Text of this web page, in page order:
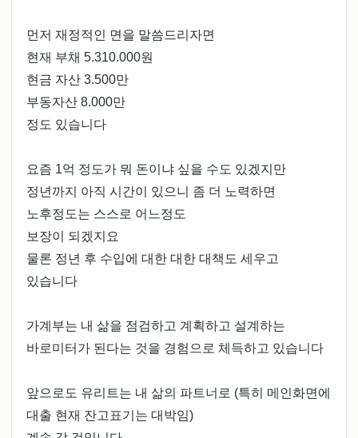
먼저 재정적인 면을 말씀드리자면
현재 부채 5.310.000원
현금 자산 3.500만
부동자산 8.000만
정도 있습니다
요즘 1억 정도가 뭐 돈이냐 싶을 수도 있겠지만
정년까지 아직 시간이 있으니 좀 더 노력하면
노후정도는 스스로 어느정도
보장이 되겠지요
물론 정년 후 수입에 대한 대한 대책도 세우고
있습니다
가계부는 내 삶을 점검하고 계획하고 설계하는
바로미터가 된다는 것을 경험으로 체득하고 있습니다
앞으로도 유리트는 내 삶의 파트너로 (특히 메인화면에
대출 현재 잔고표기는 대박임)